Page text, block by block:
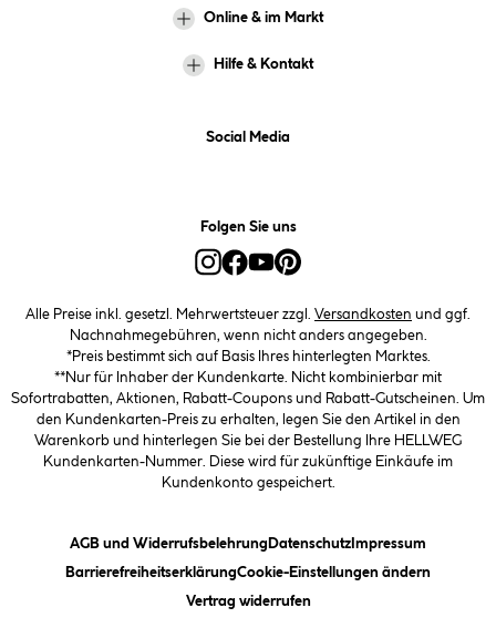
Online & im Markt
Hilfe & Kontakt
Social Media
Folgen Sie uns
Alle Preise inkl. gesetzl. Mehrwertsteuer zzgl. Versandkosten und ggf.
Nachnahmegebühren, wenn nicht anders angegeben.
*Preis bestimmt sich auf Basis Ihres hinterlegten Marktes.
**Nur für Inhaber der Kundenkarte. Nicht kombinierbar mit
Sofortrabatten, Aktionen, Rabatt-Coupons und Rabatt-Gutscheinen. Um
den Kundenkarten-Preis zu erhalten, legen Sie den Artikel in den
Warenkorb und hinterlegen Sie bei der Bestellung Ihre HELLWEG
Kundenkarten-Nummer. Diese wird für zukünftige Einkäufe im
Kundenkonto gespeichert.
AGB und Widerrufsbelehrung (öffnet ein Dialogfeld)
Datenschutz(öffnet ein Dialogfeld)
Impressum
Barrierefreiheitserklärung(öffnet ein Dialogfeld)
Cookie-Einstellungen ändern(öffnet
Vertrag widerrufen